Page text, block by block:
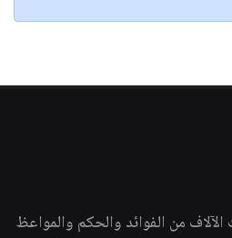
من الفوائد والحكم والمواعظ